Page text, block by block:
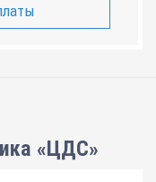
«ЦДС»